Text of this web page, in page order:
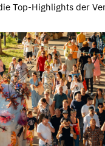
Top-Highlights der